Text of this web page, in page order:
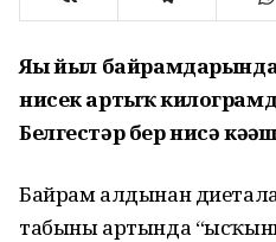
Яңы йыл
нисек артыҡ
Белгестәр бер нисә
Байрам алдынан
табыны артында